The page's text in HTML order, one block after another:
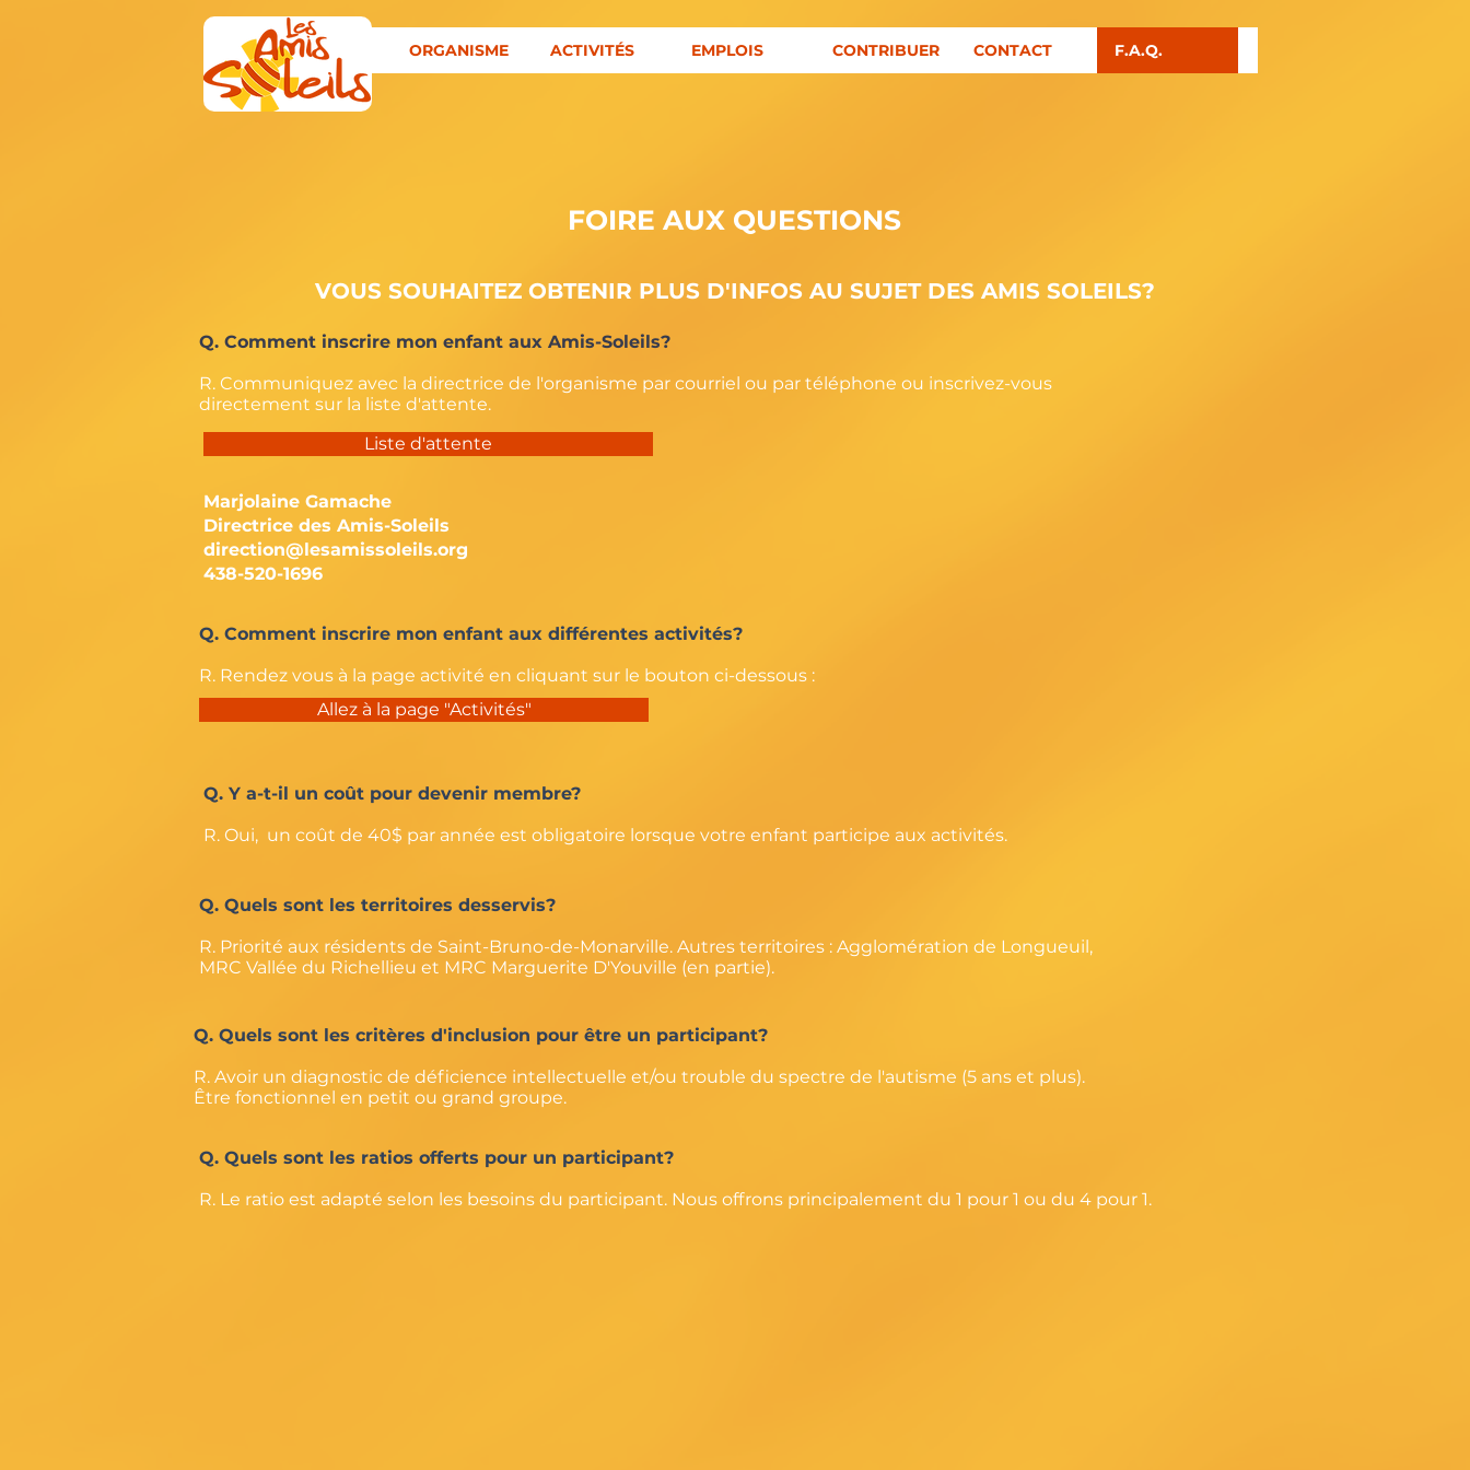
ORGANISME ACTIVITÉS EMPLOIS CONTRIBUER CONTACT F.A.Q.
FOIRE AUX QUESTIONS
VOUS SOUHAITEZ OBTENIR PLUS D'INFOS AU SUJET DES AMIS SOLEILS?
Q. Comment inscrire mon enfant aux Amis-Soleils?
R. Communiquez avec la directrice de l'organisme par courriel ou par téléphone ou inscrivez-vous
directement sur la liste d'attente.
Liste d'attente
Marjolaine Gamache
Directrice des Amis-Soleils
direction@lesamissoleils.org
438-520-1696
Q. Comment inscrire mon enfant aux différentes activités?
R. Rendez vous à la page activité en cliquant sur le bouton ci-dessous :
Allez à la page "Activités"
Q. Y a-t-il un coût pour devenir membre?
R. Oui, un coût de 40$ par année est obligatoire lorsque votre enfant participe aux activités.
Q. Quels sont les territoires desservis?
R. Priorité aux résidents de Saint-Bruno-de-Monarville. Autres territoires : Agglomération de Longueuil,
MRC Vallée du Richellieu et MRC Marguerite D'Youville (en partie).
Q. Quels sont les critères d'inclusion pour être un participant?
R. Avoir un diagnostic de déficience intellectuelle et/ou trouble du spectre de l'autisme (5 ans et plus).
Être fonctionnel en petit ou grand groupe.
Q. Quels sont les ratios offerts pour un participant?
R. Le ratio est adapté selon les besoins du participant. Nous offrons principalement du 1 pour 1 ou du 4 pour 1.